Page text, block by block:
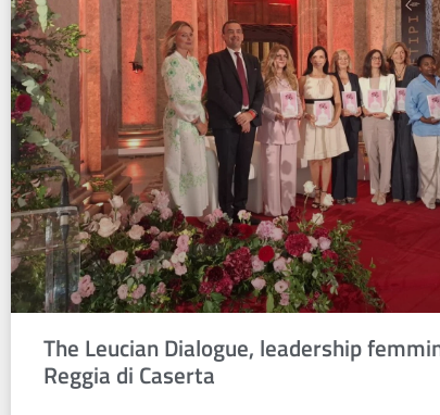
The Leucian Dialogue, leadership
Reggia di Caserta